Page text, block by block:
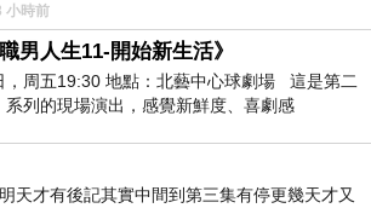
快。
小時前
男人生11-開始新生活》
，周五19:30 地點：北藝中心球劇場 這是第二
列的現場演出，感覺新鮮度、喜劇感
天才有後記其實中間到第三集有停更幾天才又